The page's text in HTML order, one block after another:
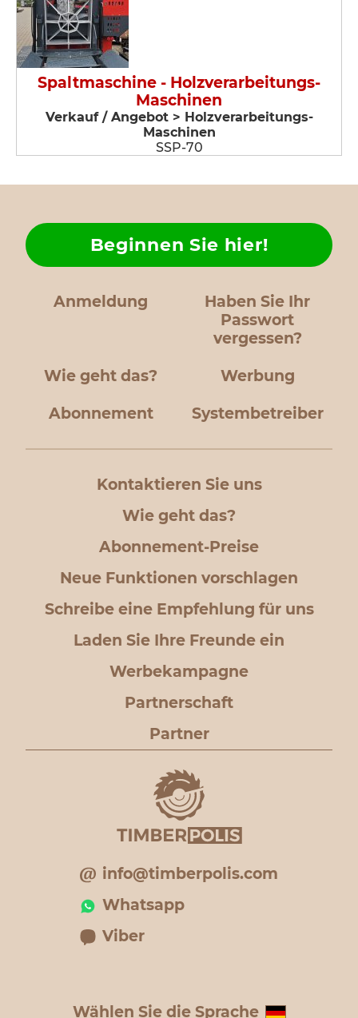
Spaltmaschine - Holzverarbeitungs-
Maschinen
Verkauf / Angebot > Holzverarbeitungs-
Maschinen
SSP-70
Anmeldung
Haben Sie Ihr
Passwort
vergessen?
Wie geht das?
Beginnen Sie hier!
Werbung
Abonnement Systembetreiber
Kontaktieren Sie uns
Wie geht das?
Abonnement-Preise
Neue Funktionen vorschlagen
Schreibe eine Empfehlung für uns
Laden Sie Ihre Freunde ein
Werbekampagne
Partnerschaft
Partner
info@timberpolis.com
Whatsapp
Viber
Wählen Sie die Sprache